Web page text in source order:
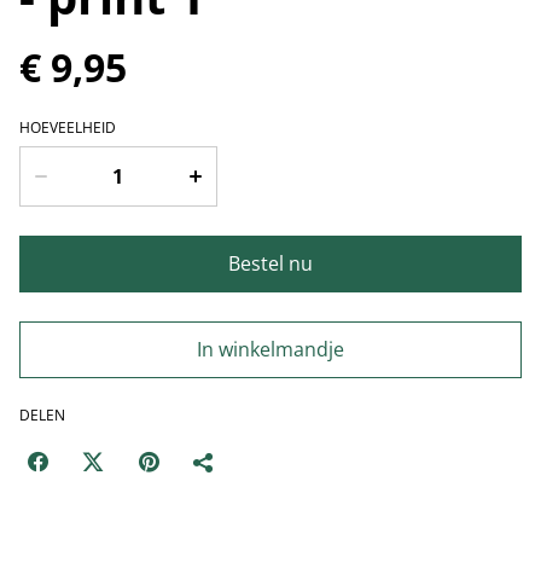
€ 9,95
HOEVEELHEID
Bestel nu
In winkelmandje
DELEN